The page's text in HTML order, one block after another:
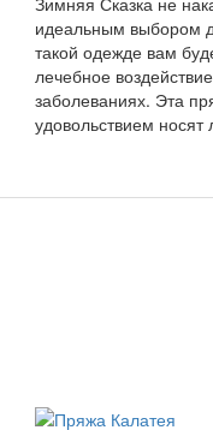
идеальным выбором
такой одежде вам
лечебное
заболеваниях. Эта
удовольствием